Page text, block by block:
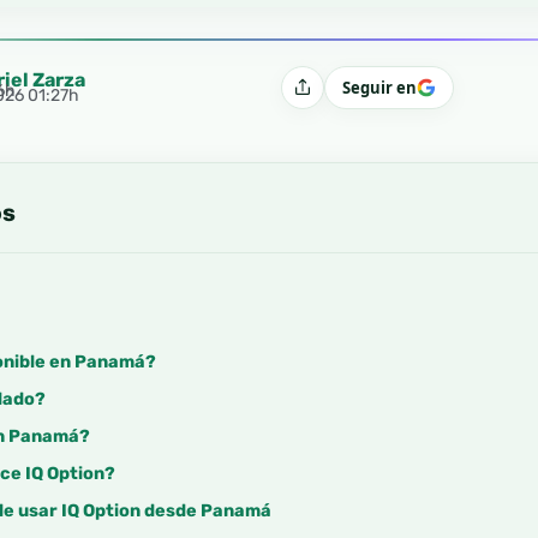
Zarza
01:27h CompartirSeguir en
en Panamá?
Panamá?
IQ Option?
usar IQ Option desde Panamá